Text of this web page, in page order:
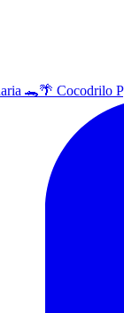
🐊🌴 Cocodrilo P